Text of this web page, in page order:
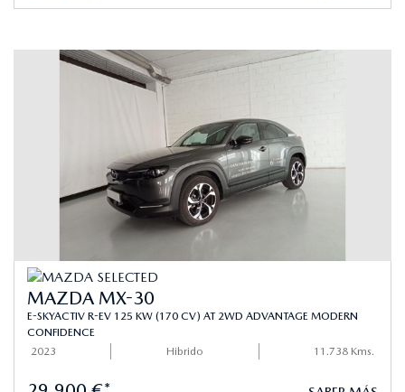
MAZDA MX-30
E-SKYACTIV R-EV 125 KW (170 CV) AT 2WD ADVANTAGE MODERN
CONFIDENCE
2023
Hibrido 11.738 Kms.